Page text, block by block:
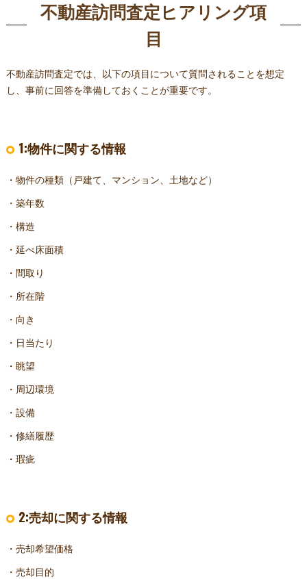
不動産訪問査定ヒアリング項
目
不動産訪問査定では、以下の項目について質問されることを想定
し、事前に回答を準備しておくことが重要です。
1:物件に関する情報
・物件の種類（戸建て、マンション、土地など）
・築年数
・構造
・延べ床面積
・間取り
・所在階
・向き
・日当たり
・眺望
・周辺環境
・設備
・修繕履歴
・瑕疵
2:売却に関する情報
・売却希望価格
・売却目的